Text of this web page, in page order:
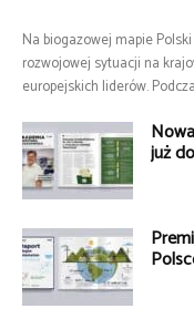
Na biogazowej mapie
rozwojowej sytuacji na
europejskich liderów.
już